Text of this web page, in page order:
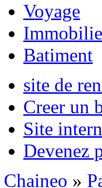
Voyage
Batiment
site de
Creer un
Site
Devenez
Chaineo »